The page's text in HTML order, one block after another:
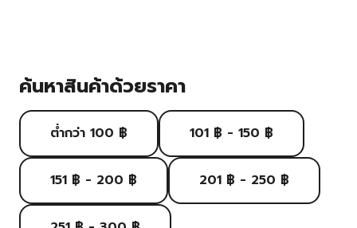
ค้นหาสินค้าด้วยราคา
ต่ำกว่า 100 ฿ 101 ฿ - 150 ฿
151 ฿ - 200 ฿ 201 ฿ - 250 ฿